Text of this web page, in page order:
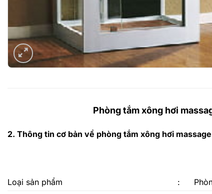
Phòng tắm xông hơi
2. Thông tin cơ bản về phòng tắm xông hơi
Loại sản phẩm :